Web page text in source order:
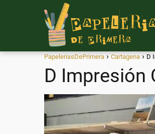
PapeleriasDePrimera Cartagena D
D Impresión